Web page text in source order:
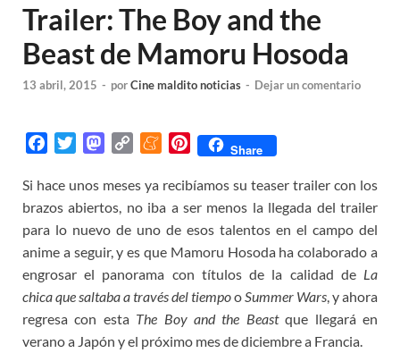
Trailer: The Boy and the
Beast de Mamoru Hosoda
13 abril, 2015 - porCine maldito noticias - Dejar un comentario
c
e
b
o
o
k
i
t
t
e
r
M
s
t
o
d
o
n
p
y
L
i
n
k
M
n
e
a
m
e
P
n
t
e
r
e
s
Share
Si hace unos meses ya recibíamos su teaser trailer con los
brazos abiertos, no iba a ser menos la llegada del trailer
para lo nuevo de uno de esos talentos en el campo del
anime a seguir, y es que Mamoru Hosoda ha colaborado a
engrosar el panorama con títulos de la calidad de La
chica que saltaba a través del tiempooSummer Wars, y ahora
regresa con esta The Boy and the Beastque llegará en
verano a Japón y el próximo mes de diciembre a Francia.